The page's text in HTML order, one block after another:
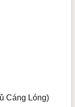
Cáng Lóng)